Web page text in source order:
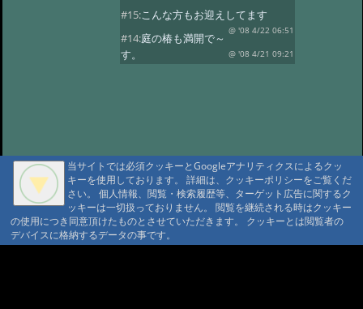
#15:こんな方もお迎えしてます
@ '08 4/22 06:51
#14:庭の椿も満開で～
す。
@ '08 4/21 09:21
@ '08 4/13 17:13
#9:桜が咲きはじめ
た！！
@ '08 4/8 10:13
#8:小さな春見つけた！ @ '08 4/7 19:03
#7:今話題の「みちぶしん」今日行い
当サイトでは必須クッキーとGoogleアナリティクスによるクッ
キーを使用しております。 詳細は、クッキーポリシーをご覧くだ
さい。 個人情報、閲覧・検索履歴等、ターゲット広告に関するク
ッキーは一切扱っておりません。 閲覧を継続される時はクッキー
の使用につき同意頂けたものとさせていただきます。 クッキーとは閲覧者の
デバイスに格納するデータの事です。